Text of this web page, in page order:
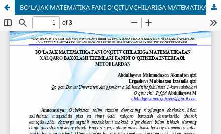
BO‘LAJAK MATEMATIKA FANI O‘QITUVCHILARIGA MATEMATIKADAN XALQARO BAXOLASH TIZIMLARI FANINI O‘QITISHDA INTERFAOL METODLARDAN